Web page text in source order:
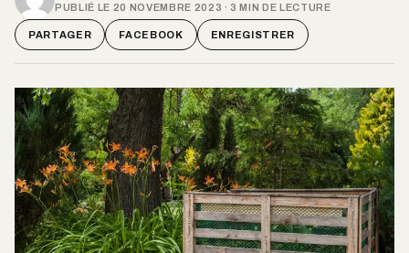
PUBLIÉ LE 20 NOVEMBRE 2023 · 3 MIN DE LECTURE
PARTAGER FACEBOOK ENREGISTRER